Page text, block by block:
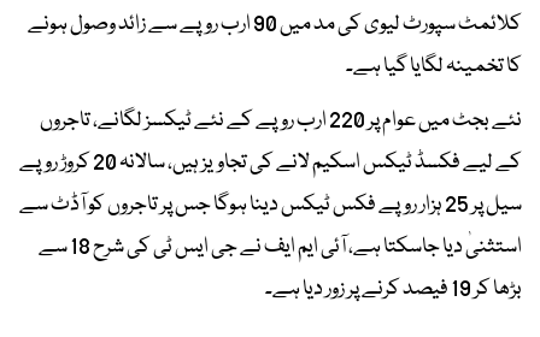
کلائمٹ سپورٹ لیوی کی مد میں 90 ارب روپے سے زائد وصول ہونے
کا تخمینہ لگایا گیا ہے۔
نئے بجٹ میں عوام پر 220 ارب روپے کے نئے ٹیکسز لگانے، تاجروں
کے لیے فکسڈ ٹیکس اسکیم لانے کی تجاویز ہیں، سالانہ 20 کروڑ روپے
سیل پر 25 ہزار روپے فکس ٹیکس دینا ہوگا جس پر تاجروں کو آڈٹ سے
استثنیٰ دیا جاسکتا ہے، آئی ایم ایف نے جی ایس ٹی کی شرح 18 سے
بڑھا کر 19 فیصد کرنے پر زور دیا ہے۔